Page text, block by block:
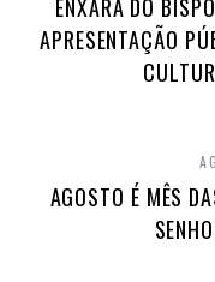
ENXARA DO
APRESENTAÇÃO
AGOSTO É MÊS